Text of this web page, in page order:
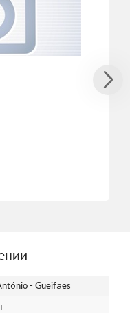
- Gueifães